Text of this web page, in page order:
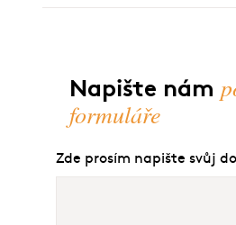
Napište nám
formuláře
Zde prosím napište svůj